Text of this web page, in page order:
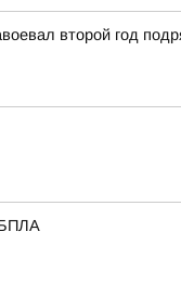
второй год
БПЛА